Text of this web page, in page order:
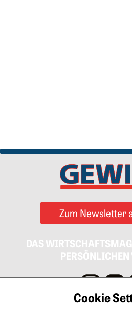
Zum Newsletter
DAS
Cookie